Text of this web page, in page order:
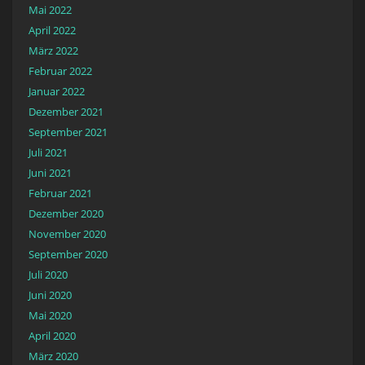
Mai 2022
April 2022
März 2022
Februar 2022
Januar 2022
Dezember 2021
September 2021
Juli 2021
Juni 2021
Februar 2021
Dezember 2020
November 2020
September 2020
Juli 2020
Juni 2020
Mai 2020
April 2020
März 2020